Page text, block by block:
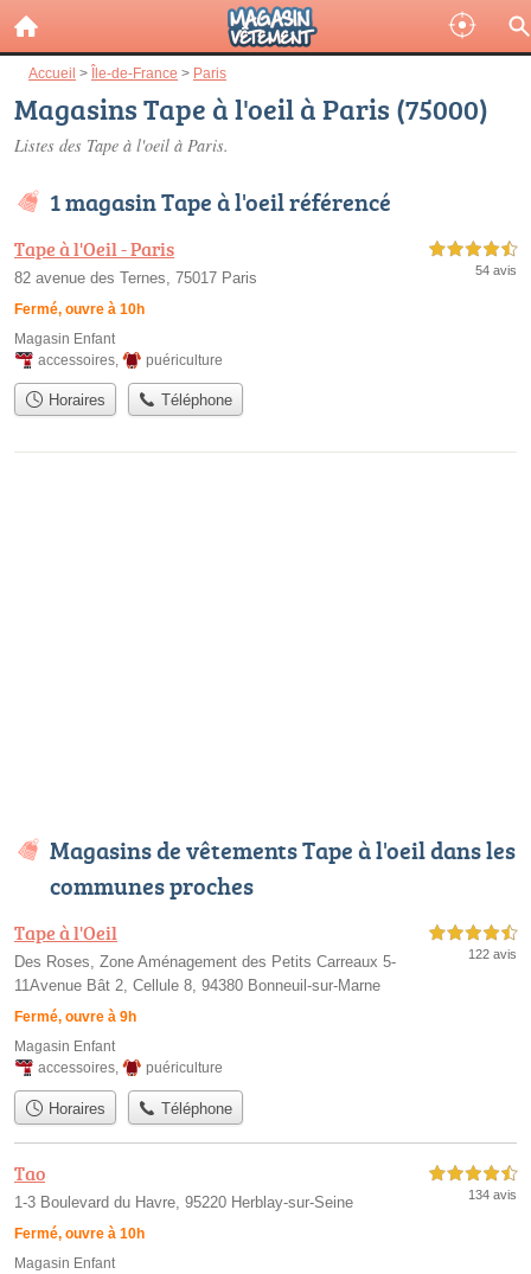
Accueil > Île-de-France > Paris
Magasins Tape à l'oeil à Paris (75000)
Listes des Tape à l'oeil à Paris.
1 magasin Tape à l'oeil référencé
Tape à l'Oeil - Paris
82 avenue des Ternes, 75017 Paris
Fermé, ouvre à 10h
4,5 étoiles sur 5
54 avis
Magasin Enfant
accessoires, puériculture
Horaires Téléphone
Magasins de vêtements Tape à l'oeil dans les
communes proches
Tape à l'Oeil
Des Roses, Zone Aménagement des Petits Carreaux 5-
11Avenue Bât 2, Cellule 8, 94380 Bonneuil-sur-Marne
Fermé, ouvre à 9h
4,5 étoiles sur 5
122 avis
Magasin Enfant
accessoires, puériculture
Horaires Téléphone
Tao
1-3 Boulevard du Havre, 95220 Herblay-sur-Seine
Fermé, ouvre à 10h
4,5 étoiles sur 5
134 avis
Magasin Enfant